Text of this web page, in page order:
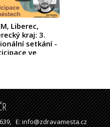
Liberec,
kraj: 3.
setkání -
ve
639,E: info@zdravamesta.cz